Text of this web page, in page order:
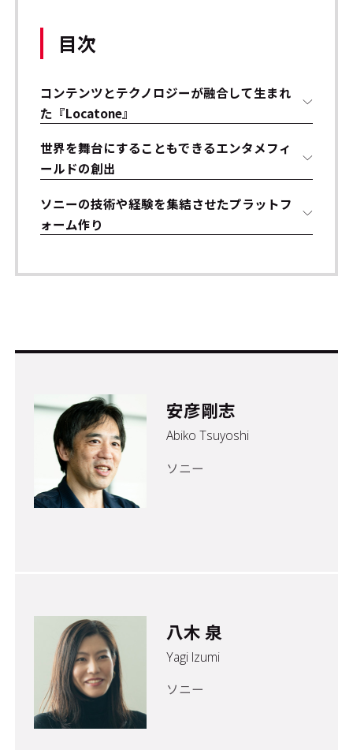
目次
コンテンツとテクノロジーが融合して生まれ
た『Locatone』
世界を舞台にすることもできるエンタメフィ
ールドの創出
ソニーの技術や経験を集結させたプラットフ
ォーム作り
安彦剛志
Abiko Tsuyoshi
ソニー
八木 泉
Yagi Izumi
ソニー